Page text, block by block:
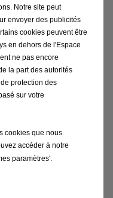
et remis en état
de garantir la
Notre site peut
envoyer des publicités
cookies peuvent être
en dehors de l'Espace
ne pas encore
la part des autorités
protection des
sur votre
cookies que nous
accéder à notre
paramètres'.